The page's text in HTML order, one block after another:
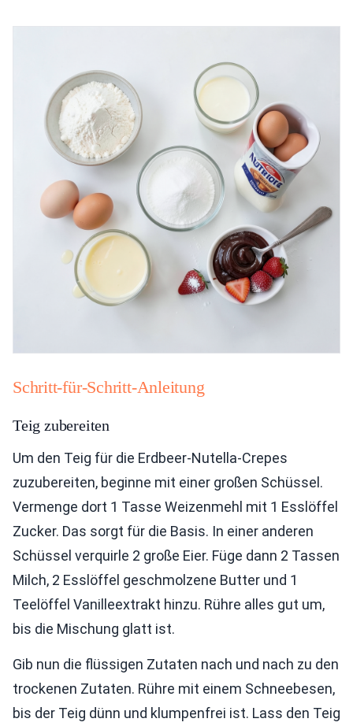
Schritt-für-Schritt-Anleitung
Teig zubereiten
Um den Teig für die Erdbeer-Nutella-Crepes
zuzubereiten, beginne mit einer großen Schüssel.
Vermenge dort 1 Tasse Weizenmehl mit 1 Esslöffel
Zucker. Das sorgt für die Basis. In einer anderen
Schüssel verquirle 2 große Eier. Füge dann 2 Tassen
Milch, 2 Esslöffel geschmolzene Butter und 1
Teelöffel Vanilleextrakt hinzu. Rühre alles gut um,
bis die Mischung glatt ist.
Gib nun die flüssigen Zutaten nach und nach zu den
trockenen Zutaten. Rühre mit einem Schneebesen,
bis der Teig dünn und klumpenfrei ist. Lass den Teig